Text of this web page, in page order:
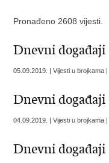
Pronađeno 2608 vijesti.
Dnevni događaji
05.09.2019. | Vijesti u brojkama
Dnevni događaji
04.09.2019. | Vijesti u brojkama
Dnevni događaji